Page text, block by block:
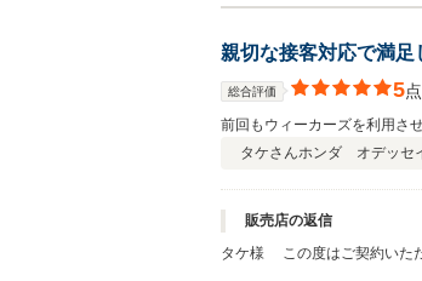
親切な接客対応で満足
総合評価 5点
前回もウィーカーズを利用さ
タケさんホンダ オデッセ
販売店の返信
タケ様 この度はご契約いた